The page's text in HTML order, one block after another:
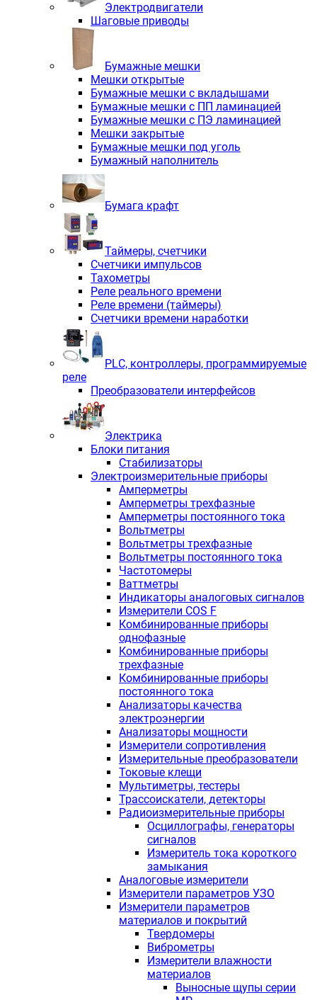
Электродвигатели
Шаговые приводы
Бумажные мешки
Мешки открытые
Бумажные мешки с вкладышами
Бумажные мешки с ПП ламинацией
Бумажные мешки с ПЭ ламинацией
Мешки закрытые
Бумажные мешки под уголь
Бумажный наполнитель
Бумага крафт
Таймеры, счетчики
Счетчики импульсов
Тахометры
Реле реального времени
Реле времени (таймеры)
Счетчики времени наработки
PLС, контроллеры, программируемые
реле
Преобразователи интерфейсов
Электрика
Блоки питания
Стабилизаторы
Электроизмерительные приборы
Амперметры
Амперметры трехфазные
Амперметры постоянного тока
Вольтметры
Вольтметры трехфазные
Вольтметры постоянного тока
Частотомеры
Ваттметры
Индикаторы аналоговых сигналов
Измерители COS F
Комбинированные приборы
однофазные
Комбинированные приборы
трехфазные
Комбинированные приборы
постоянного тока
Анализаторы качества
электроэнергии
Анализаторы мощности
Измерители сопротивления
Измерительные преобразователи
Токовые клещи
Мультиметры, тестеры
Трассоискатели, детекторы
Радиоизмерительные приборы
Осциллографы, генераторы
сигналов
Измеритель тока короткого
замыкания
Аналоговые измерители
Измерители параметров УЗО
Измерители параметров
материалов и покрытий
Твердомеры
Виброметры
Измерители влажности
материалов
Выносные щупы серии